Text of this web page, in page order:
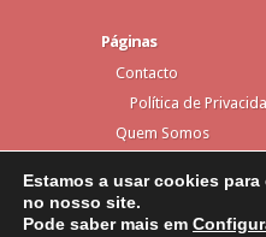
Páginas
Contacto
Política de
Quem Somos
Estamos a usar cookies
no nosso site.
Pode saber mais em